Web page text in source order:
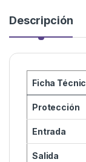
Descripción
Ficha
Protección
Entrada
Salida